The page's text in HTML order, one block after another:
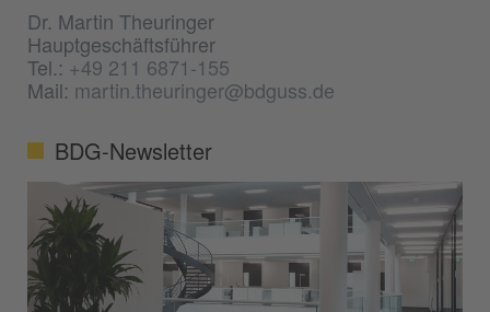
Dr. Martin Theuringer
Hauptgeschäftsführer
Tel.:+49 211 6871-155
Mail: martin.theuringer@bdguss.de
BDG-Newsletter